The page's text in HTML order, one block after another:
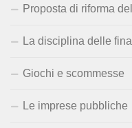
Proposta di riforma
La disciplina delle
Giochi e scommesse
Le imprese pubbliche